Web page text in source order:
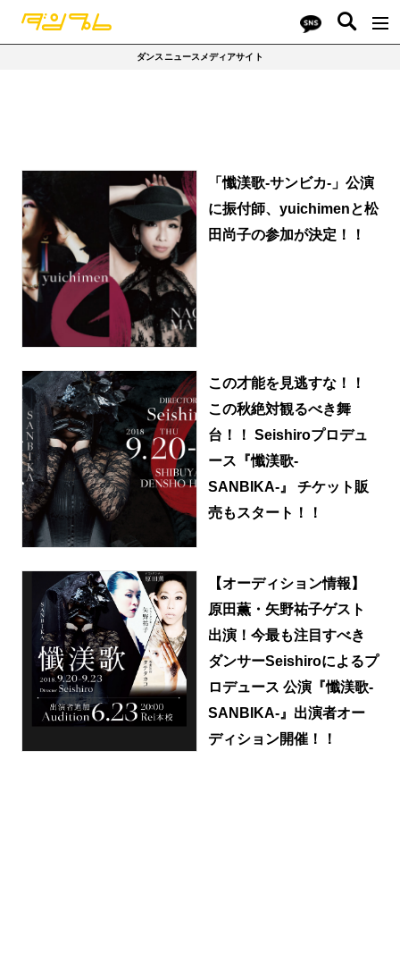
ダンスニュースメディアサイト
「懺渼歌-サンビカ-」公演
に振付師、yuichimenと松
田尚子の参加が決定！！
この才能を見逃すな！！
この秋絶対観るべき舞
台！！ Seishiroプロデュ
ース『懺渼歌-
SANBIKA-』 チケット販
売もスタート！！
【オーディション情報】
原田薫・矢野祐子ゲスト
出演！今最も注目すべき
ダンサーSeishiroによるプ
ロデュース 公演『懺渼歌-
SANBIKA-』出演者オー
ディション開催！！